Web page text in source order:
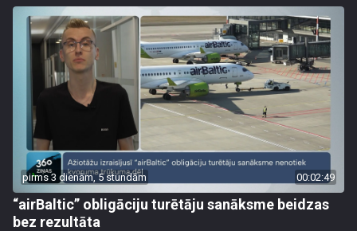
pirms 3 dienām, 5 stundām 00:02:49
“airBaltic” obligāciju turētāju sanāksme beidzas
bez rezultāta